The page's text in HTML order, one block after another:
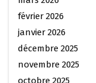
février 2026
janvier 2026
décembre 2025
novembre 2025
octobre 2025